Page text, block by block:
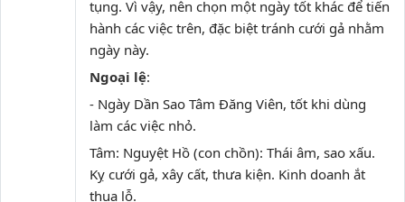
tụng. Vì vậy, nên chọn một ngày tốt khác để tiến
hành các việc trên, đặc biệt tránh cưới gả nhằm
ngày này.
Ngoại lệ:
- Ngày Dần Sao Tâm Đăng Viên, tốt khi dùng
làm các việc nhỏ.
Tâm: Nguyệt Hồ (con chồn): Thái âm, sao xấu.
Kỵ cưới gả, xây cất, thưa kiện. Kinh doanh ắt
thua lỗ.